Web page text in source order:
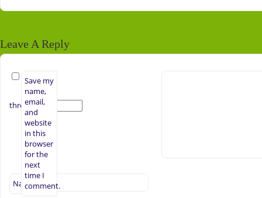
Leave A Reply
Name*
Save my
name,
email,
and
website
in this
browser
for the
next
time I
comment.
three + 1 =